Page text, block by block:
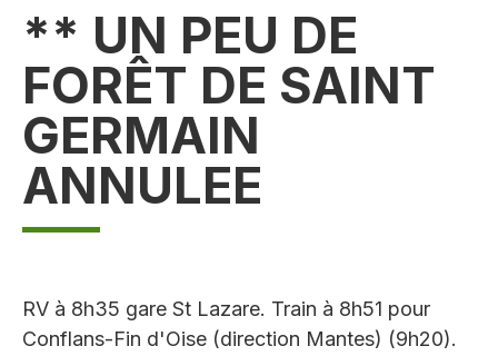
** UN PEU DE
FORÊT DE SAINT
GERMAIN
ANNULEE
RV à 8h35 gare St Lazare. Train à 8h51 pour
Conflans-Fin d'Oise (direction Mantes) (9h20).